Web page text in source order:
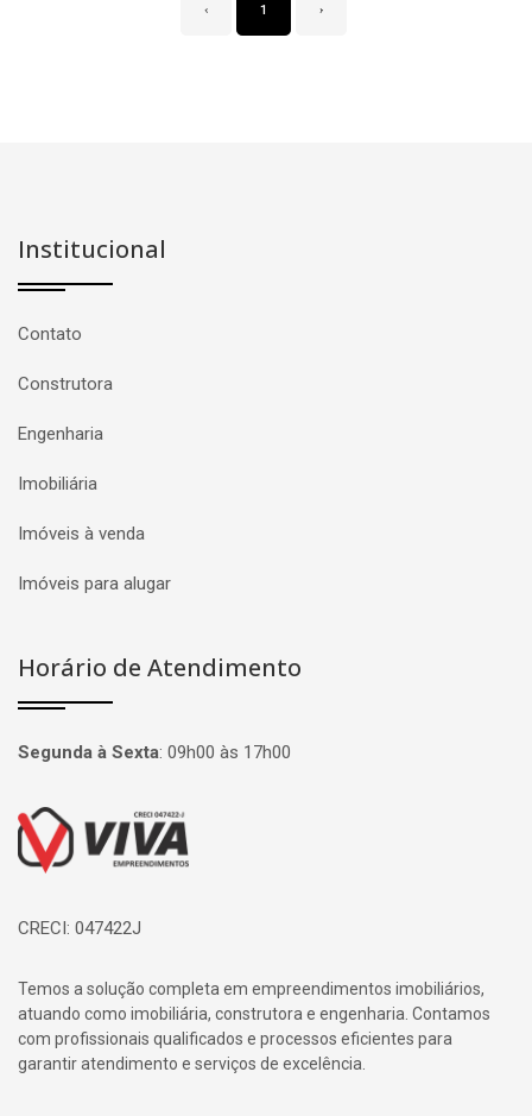
‹ 1 ›
Institucional
Contato
Construtora
Engenharia
Imobiliária
Imóveis à venda
Imóveis para alugar
Horário de Atendimento
Segunda à Sexta: 09h00 às 17h00
Página inicial
CRECI: 047422J
Temos a solução completa em empreendimentos imobiliários,
atuando como imobiliária, construtora e engenharia. Contamos
com profissionais qualificados e processos eficientes para
garantir atendimento e serviços de excelência.